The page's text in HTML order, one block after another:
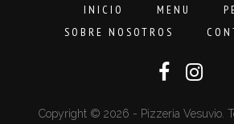
INICIO MENU
SOBRE NOSOTROS
Copyright © 2026 - Pizzeria Vesuvio.